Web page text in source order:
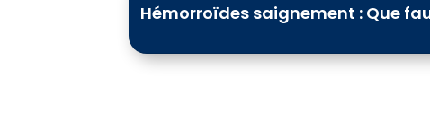
Hémorroïdes saignement : Que